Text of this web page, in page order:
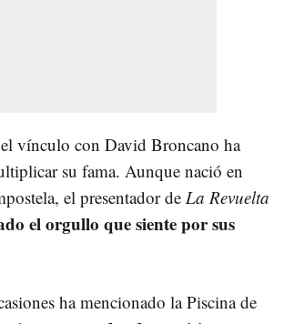
vínculo con David Broncano ha
su fama. Aunque nació en
el presentador de La Revuelta
el orgullo que siente por sus
ha mencionado la Piscina de